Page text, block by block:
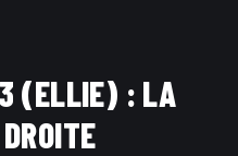
(ELLIE) : LA